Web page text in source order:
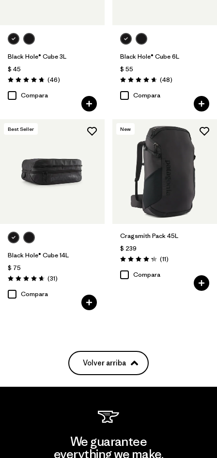
Black Hole® Cube 3L
$ 45
Valoración: 4.8 / 5
(46Comentarios
)
Compara
Black Hole® Cube 6L
$ 55
Valoración: 4.7 / 5
(48Comentarios
)
Compara
Best Seller
Black Hole® Cube 14L
$ 75
Valoración: 4.6 / 5
(31Comentarios
)
Compara
New
Cragsmith Pack 45L
$ 239
Valoración: 4.3 / 5
(11Comentarios
)
Compara
Volver arriba
We guarantee
everything we make.